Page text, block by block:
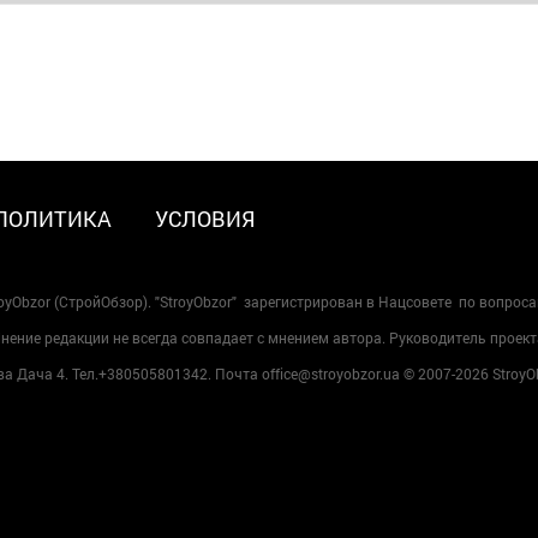
УСЛОВИЯ
(СтройОбзор). "StroyObzor" зарегистрирован в Нацсовете по
редакции не всегда совпадает с мнением автора. Руководитель
Дача 4. Тел.+380505801342. Почта office@stroyobzor.ua © 2007-2026